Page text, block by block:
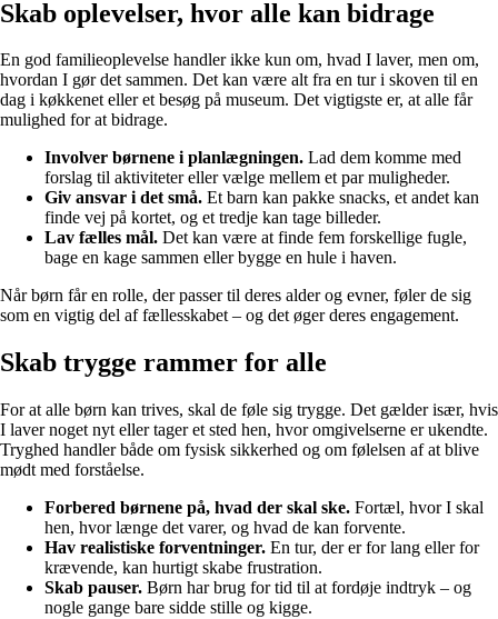
Skab oplevelser, hvor alle kan bidrage
En god familieoplevelse handler ikke kun om, hvad I laver, men om,
hvordan I gør det sammen. Det kan være alt fra en tur i skoven til en
dag i køkkenet eller et besøg på museum. Det vigtigste er, at alle får
mulighed for at bidrage.
Involver børnene i planlægningen. Lad dem komme med
forslag til aktiviteter eller vælge mellem et par muligheder.
Giv ansvar i det små. Et barn kan pakke snacks, et andet kan
finde vej på kortet, og et tredje kan tage billeder.
Lav fælles mål. Det kan være at finde fem forskellige fugle,
bage en kage sammen eller bygge en hule i haven.
Når børn får en rolle, der passer til deres alder og evner, føler de sig
som en vigtig del af fællesskabet – og det øger deres engagement.
Skab trygge rammer for alle
For at alle børn kan trives, skal de føle sig trygge. Det gælder især, hvis
I laver noget nyt eller tager et sted hen, hvor omgivelserne er ukendte.
Tryghed handler både om fysisk sikkerhed og om følelsen af at blive
mødt med forståelse.
Forbered børnene på, hvad der skal ske. Fortæl, hvor I skal
hen, hvor længe det varer, og hvad de kan forvente.
Hav realistiske forventninger. En tur, der er for lang eller for
krævende, kan hurtigt skabe frustration.
Skab pauser. Børn har brug for tid til at fordøje indtryk – og
nogle gange bare sidde stille og kigge.